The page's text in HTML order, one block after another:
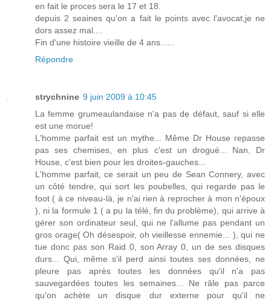
en fait le proces sera le 17 et 18.
depuis 2 seaines qu'on a fait le points avec l'avocat,je ne
dors assez mal....
Fin d'une histoire vieille de 4 ans......
Répondre
strychnine 9 juin 2009 à 10:45
La femme grumeaulandaise n'a pas de défaut, sauf si elle
est une morue!
L'homme parfait est un mythe... Même Dr House repasse
pas ses chemises, en plus c'est un drogué... Nan, Dr
House, c'est bien pour les droites-gauches...
L'homme parfait, ce serait un peu de Sean Connery, avec
un côté tendre, qui sort les poubelles, qui regarde pas le
foot ( à ce niveau-là, je n'ai rien à reprocher à mon n'époux
), ni la formule 1 ( a pu la télé, fin du problème), qui arrive à
gérer son ordinateur seul, qui ne l'allume pas pendant un
gros orage( Oh désespoir, oh vieillesse ennemie... ), qui ne
tue donc pas son Raid 0, son Array 0, un de ses disques
durs... Qui, même s'il perd ainsi toutes ses données, ne
pleure pas après toutes les données qu'il n'a pas
sauvegardées toutes les semaines... Ne râle pas parce
qu'on achète un disque dur externe pour qu'il ne